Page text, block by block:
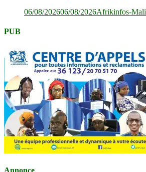
06/08/202606/08/2026Afrikinfos-Mali
PUB
Annonce